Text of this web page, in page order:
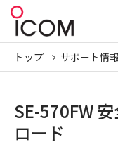
トップ サポート情報
SE-570FW
ロード